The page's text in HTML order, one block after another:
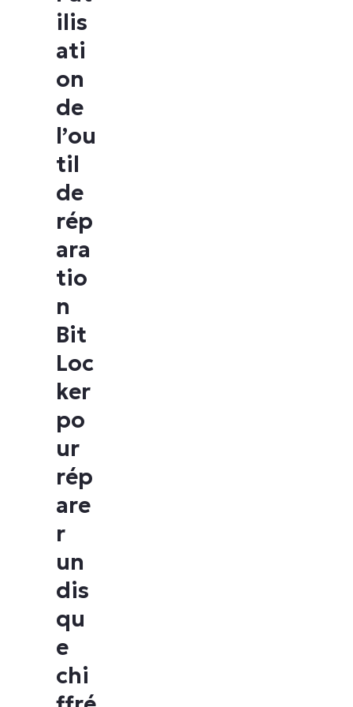
ilis
ati
on
de
l’ou
til
de
rép
ara
tio
n
Bit
Loc
ker
po
ur
rép
are
r
un
dis
qu
e
chi